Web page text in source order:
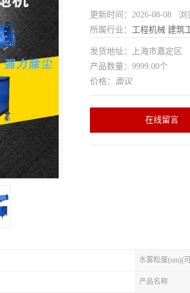
更新时间：2026-08-08 浏
所属行业： 工程机械 建筑
发货地址：上海市嘉定区
产品数量：9999.00个
价格： 面议
在线留言
水雾粒度(um)(
产品名称